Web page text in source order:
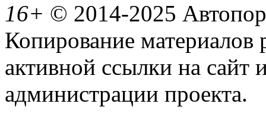
16+ © 2014-2025
Копирование материалов
активной ссылки на сайт
администрации проекта.